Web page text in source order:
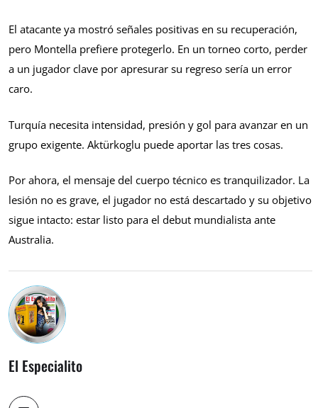
El atacante ya mostró señales positivas en su recuperación,
pero Montella prefiere protegerlo. En un torneo corto, perder
a un jugador clave por apresurar su regreso sería un error
caro.
Turquía necesita intensidad, presión y gol para avanzar en un
grupo exigente. Aktürkoglu puede aportar las tres cosas.
Por ahora, el mensaje del cuerpo técnico es tranquilizador. La
lesión no es grave, el jugador no está descartado y su objetivo
sigue intacto: estar listo para el debut mundialista ante
Australia.
El Especialito